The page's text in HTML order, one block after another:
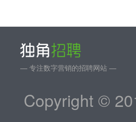
— 专注数字营销的招聘网站 —
Copyright ©